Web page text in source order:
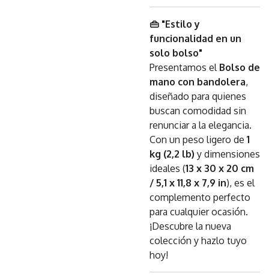
👜 "Estilo y
funcionalidad en un
solo bolso"
Presentamos el Bolso de
mano con bandolera,
diseñado para quienes
buscan comodidad sin
renunciar a la elegancia.
Con un peso ligero de 1
kg (2,2 lb) y dimensiones
ideales (13 x 30 x 20 cm
/ 5,1 x 11,8 x 7,9 in), es el
complemento perfecto
para cualquier ocasión.
¡Descubre la nueva
colección y hazlo tuyo
hoy!